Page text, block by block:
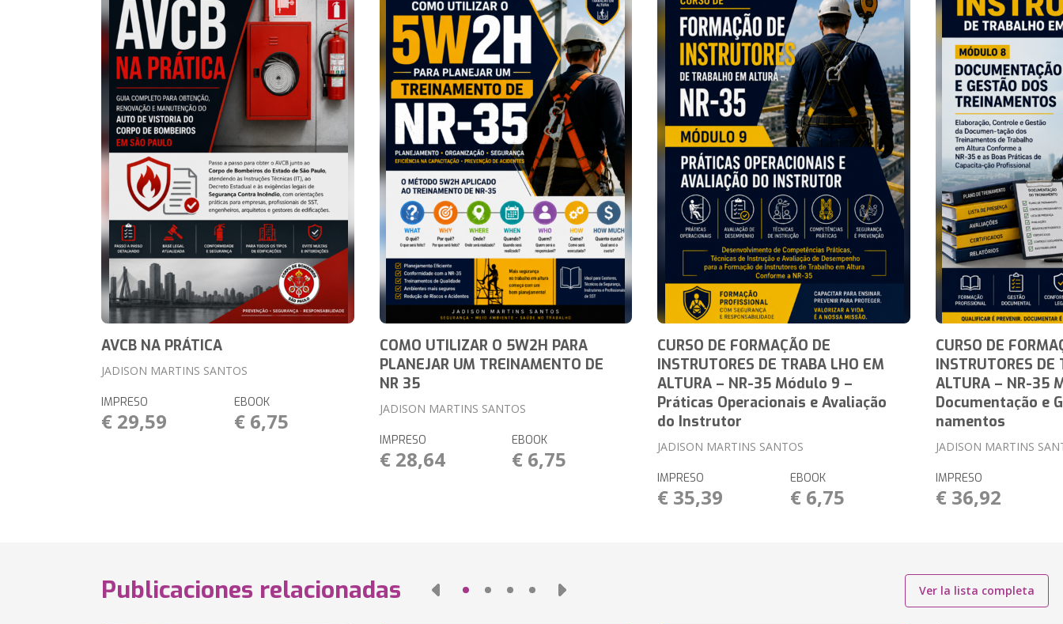
AVCB NA PRÁTICA
JADISON MARTINS SANTOS
IMPRESO
€ 29,59
EBOOK
€ 6,75
COMO UTILIZAR O 5W2H PARA
PLANEJAR UM TREINAMENTO DE
NR 35
JADISON MARTINS SANTOS
IMPRESO
€ 28,64
EBOOK
€ 6,75
CURSO DE FORMAÇÃO DE
INSTRUTORES DE TRABA LHO EM
ALTURA – NR-35 Módulo 9 –
Práticas Operacionais e Avaliação
do Instrutor
JADISON MARTINS SANTOS
IMPRESO
€ 35,39
EBOOK
€ 6,75
CURSO DE
INSTRUTORES DE
ALTURA – NR-35
Documentação e
namentos
JADISON MARTINS
IMPRESO
€ 36,92
Publicaciones relacionadas Ver la lista completa